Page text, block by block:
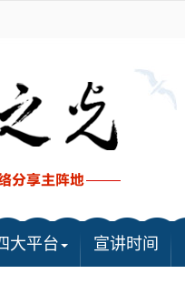
大平台 宣讲时间